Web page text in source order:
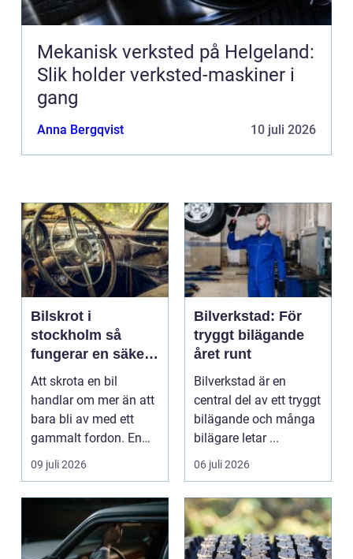
Mekanisk verksted på Helgeland:
Slik holder verksted-maskiner i
gang
Anna Bergqvist 10 juli 2026
Bilskrot i
stockholm så
fungerar en säker
och miljövänlig
skrotning
Att skrota en bil
handlar om mer än att
bara bli av med ett
gammalt fordon. En
genomtänkt skrotning
09 juli 2026
Bilverkstad: För
tryggt bilägande
året runt
Bilverkstad är en
central del av ett tryggt
bilägande och många
bilägare letar ...
06 juli 2026